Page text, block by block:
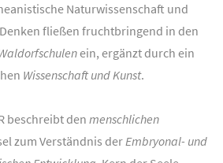
Naturwissenschaft und
fließen fruchtbringend in den
ein, ergänzt durch ein
Wissenschaft und Kunst.
beschreibt den menschlichen
zum Verständnis derEmbryonal- und